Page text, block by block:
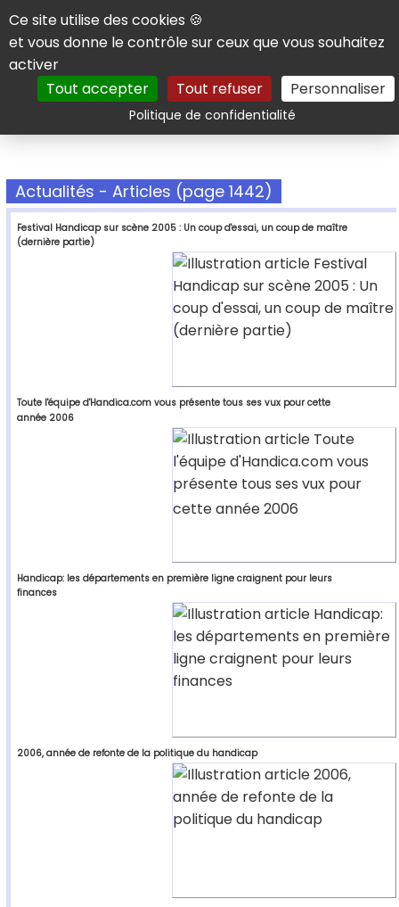
Panneau de gestion des cookies
Ce site utilise des cookies 🍪
et vous donne le contrôle sur ceux que vous souhaitez
activer
Tout accepter
Tout refuser Personnaliser
Politique de confidentialitéRechercher
Actualités - Articles (page 1442)
Festival Handicap sur scène 2005 : Un coup d'essai, un coup de maître
(dernière partie)
Toute l'équipe d'Handica.com vous présente tous ses vux pour cette
année 2006
Handicap: les départements en première ligne craignent pour leurs
finances
2006, année de refonte de la politique du handicap